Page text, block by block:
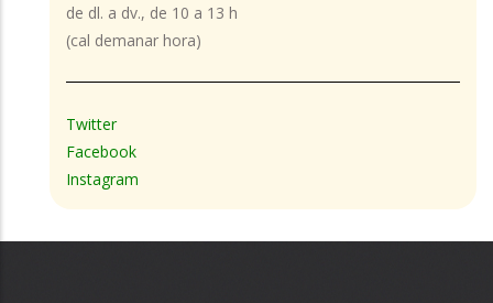
de dl. a dv., de 10 a 13 h
(cal demanar hora)
Twitter
Facebook
Instagram